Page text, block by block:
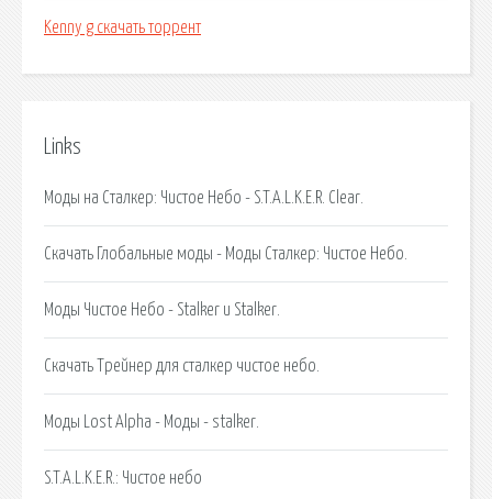
Kenny g скачать торрент
Links
Моды на Сталкер: Чистое Небо - S.T.A.L.K.E.R. Clear.
Скачать Глобальные моды - Моды Сталкер: Чистое Небо.
Моды Чистое Небо - Stalker и Stalker.
Скачать Трейнер для сталкер чистое небо.
Моды Lost Alpha - Моды - stalker.
S.T.A.L.K.E.R.: Чистое небо